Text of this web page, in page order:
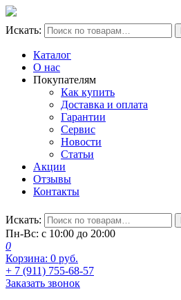
Искать:
Каталог
О нас
Покупателям
Как купить
Доставка и оплата
Гарантии
Сервис
Новости
Статьи
Акции
Отзывы
Контакты
Искать:
Пн-Вс: с 10:00 до 20:00
0
Корзина: 0 руб.
+ 7 (911) 755-68-57
Заказать звонок